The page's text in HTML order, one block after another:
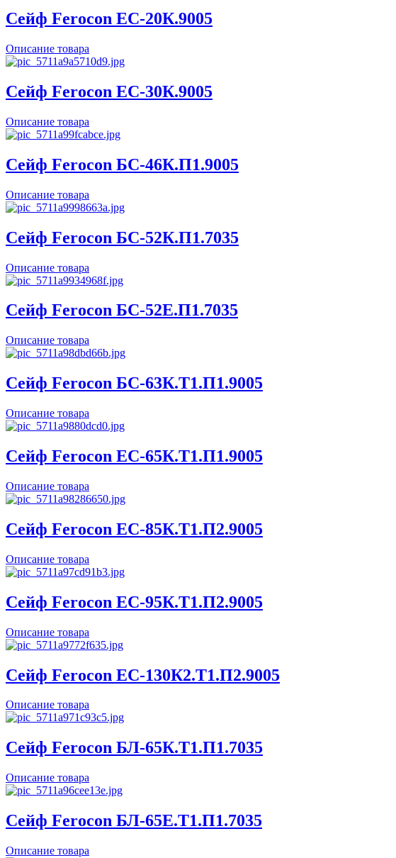
Сейф Ferocon ЕС-20К.9005
Описание товара
Сейф Ferocon ЕС-30К.9005
Описание товара
Сейф Ferocon БС-46К.П1.9005
Описание товара
Сейф Ferocon БС-52К.П1.7035
Описание товара
Сейф Ferocon БС-52Е.П1.7035
Описание товара
Сейф Ferocon БС-63К.Т1.П1.9005
Описание товара
Сейф Ferocon ЕС-65К.Т1.П1.9005
Описание товара
Сейф Ferocon ЕС-85К.Т1.П2.9005
Описание товара
Сейф Ferocon ЕС-95К.Т1.П2.9005
Описание товара
Сейф Ferocon ЕС-130К2.Т1.П2.9005
Описание товара
Сейф Ferocon БЛ-65К.Т1.П1.7035
Описание товара
Сейф Ferocon БЛ-65Е.Т1.П1.7035
Описание товара